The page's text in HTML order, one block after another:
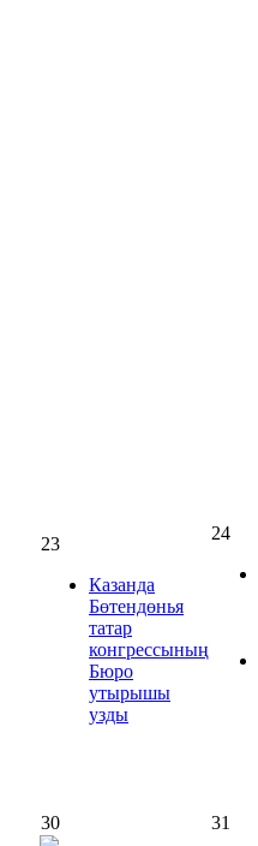
23
Казанда
Бөтендөнья
татар
конгрессының
Бюро
утырышы
узды
24
30 31